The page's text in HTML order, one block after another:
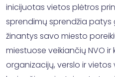
inicijuotas vietos plėtros
sprendimų sprendžia patys
žinantys savo miesto
miestuose veikiančių NVO
organizacijų, verslo ir